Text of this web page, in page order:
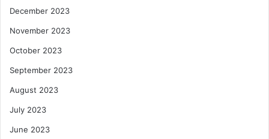
December 2023
November 2023
October 2023
September 2023
August 2023
July 2023
June 2023